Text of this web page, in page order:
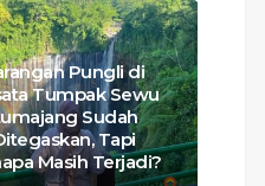
Pungli di
Tumpak Sewu
Sudah
Tapi
Masih Terjadi?